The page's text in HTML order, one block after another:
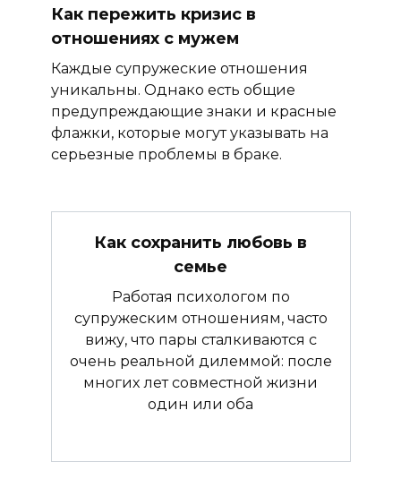
Как пережить кризис в
отношениях с мужем
Каждые супружеские отношения
уникальны. Однако есть общие
предупреждающие знаки и красные
флажки, которые могут указывать на
серьезные проблемы в браке.
Как сохранить любовь в
семье
Работая психологом по
супружеским отношениям, часто
вижу, что пары сталкиваются с
очень реальной дилеммой: после
многих лет совместной жизни
один или оба